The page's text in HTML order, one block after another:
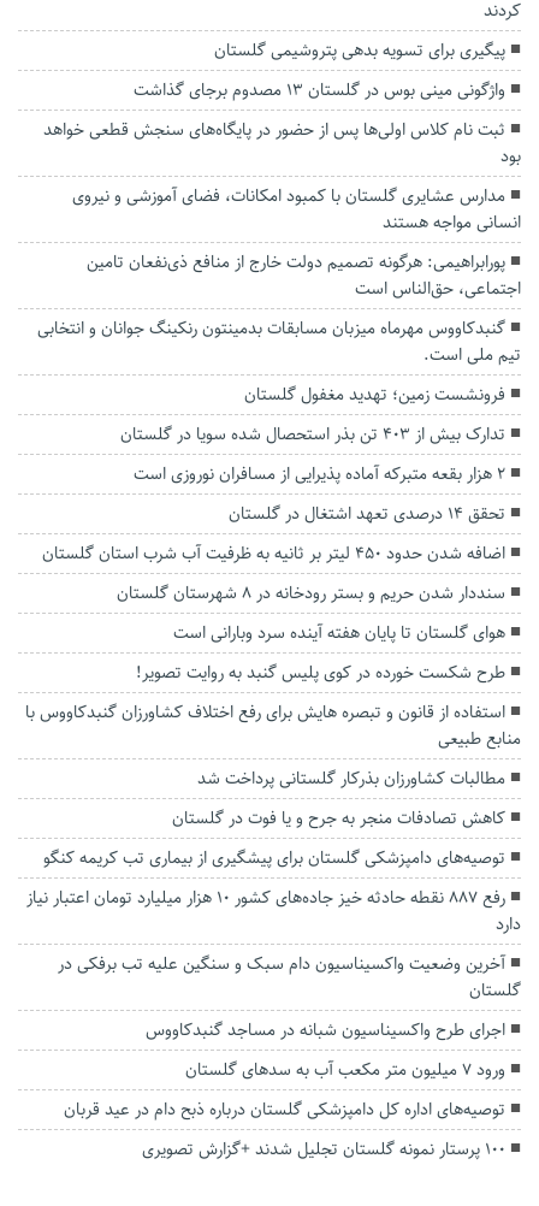
کردند
پیگیری برای تسویه بدهی پتروشیمی گلستان
واژگونی مینی بوس در گلستان ۱۳ مصدوم برجای گذاشت
ثبت نام کلاس اولی‌ها پس از حضور در پایگاه‌های سنجش قطعی خواهد
بود
مدارس عشایری گلستان با کمبود امکانات، فضای آموزشی و نیروی
انسانی مواجه‌ هستند
پورابراهیمی: هرگونه تصمیم دولت خارج از منافع ذی‌نفعان تامین
اجتماعی، حق‌الناس است
گنبدکاووس مهرماه میزبان مسابقات بدمینتون رنکینگ جوانان و انتخابی
تیم ملی است.
فرونشست زمین؛ تهدید مغفول گلستان
تدارک بیش از ۴۰۳ تن بذر استحصال شده سویا در گلستان
۲ هزار بقعه متبرکه آماده پذیرایی از مسافران نوروزی است
تحقق ۱۴ درصدی تعهد اشتغال در گلستان
اضافه شدن حدود ۴۵۰ لیتر بر ثانیه به ظرفیت آب شرب استان گلستان
سنددار شدن حریم و بستر رودخانه در ۸ شهرستان گلستان
هوای گلستان تا پایان هفته آینده سرد وبارانی است
طرح شکست خورده در کوی پلیس گنبد به روایت تصویر!
استفاده از قانون و تبصره هایش برای رفع اختلاف کشاورزان گنبدکاووس با
منابع طبیعی
مطالبات کشاورزان بذرکار گلستانی پرداخت شد
کاهش تصادفات منجر به جرح و یا فوت در گلستان
توصیه‌های دامپزشکی گلستان برای پیشگیری از بیماری تب کریمه کنگو
رفع ۸۸۷ نقطه حادثه خیز جاده‌های کشور ۱۰ هزار میلیارد تومان اعتبار نیاز
دارد
آخرین وضعیت واکسیناسیون دام سبک و سنگین علیه تب برفکی در
گلستان
اجرای طرح واکسیناسیون شبانه در مساجد گنبدکاووس
ورود ۷ میلیون متر مکعب آب به سد‌های گلستان
توصیه‌های اداره کل دامپزشکی گلستان درباره ذبح دام در عید قربان
۱۰۰ پرستار نمونه گلستان تجلیل شدند +گزارش تصویری